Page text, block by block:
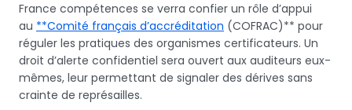
France compétences se verra confier un rôle d’appui
au **Comité français d’accréditation (COFRAC)** pour
réguler les pratiques des organismes certificateurs. Un
droit d’alerte confidentiel sera ouvert aux auditeurs eux-
mêmes, leur permettant de signaler des dérives sans
crainte de représailles.